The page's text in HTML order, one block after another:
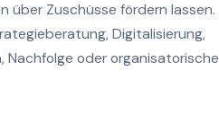
über Zuschüsse fördern lassen.
Digitalisierung,
Nachfolge oder organisatorische